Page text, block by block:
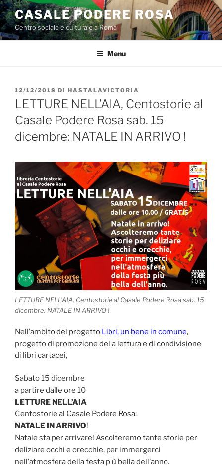
Salta
al
contenuto
CASALE PODERE ROSA
Centro sociale e culturale a Roma
Menu
PUBBLICATO
IL
12/12/2018 DI HASTALAVICTORIA
LETTURE NELL’AIA, Centostorie al
Casale Podere Rosa sab. 15
dicembre: NATALE IN ARRIVO !
LETTURE NELL’AIA, Centostorie al Casale Podere Rosa sab. 15
dicembre: NATALE IN ARRIVO !
Nell’ambito del progetto Libri, un bene in comune,
progetto di promozione della lettura e di condivisione
di libri cartacei,
Sabato 15 dicembre
a partire dalle ore 10
LETTURE NELL’AIA
Centostorie al Casale Podere Rosa:
NATALE IN ARRIVO!
Natale sta per arrivare! Ascolteremo tante storie per
deliziare occhi e orecchie, per immergerci
nell’atmosfera della festa più bella dell’anno.